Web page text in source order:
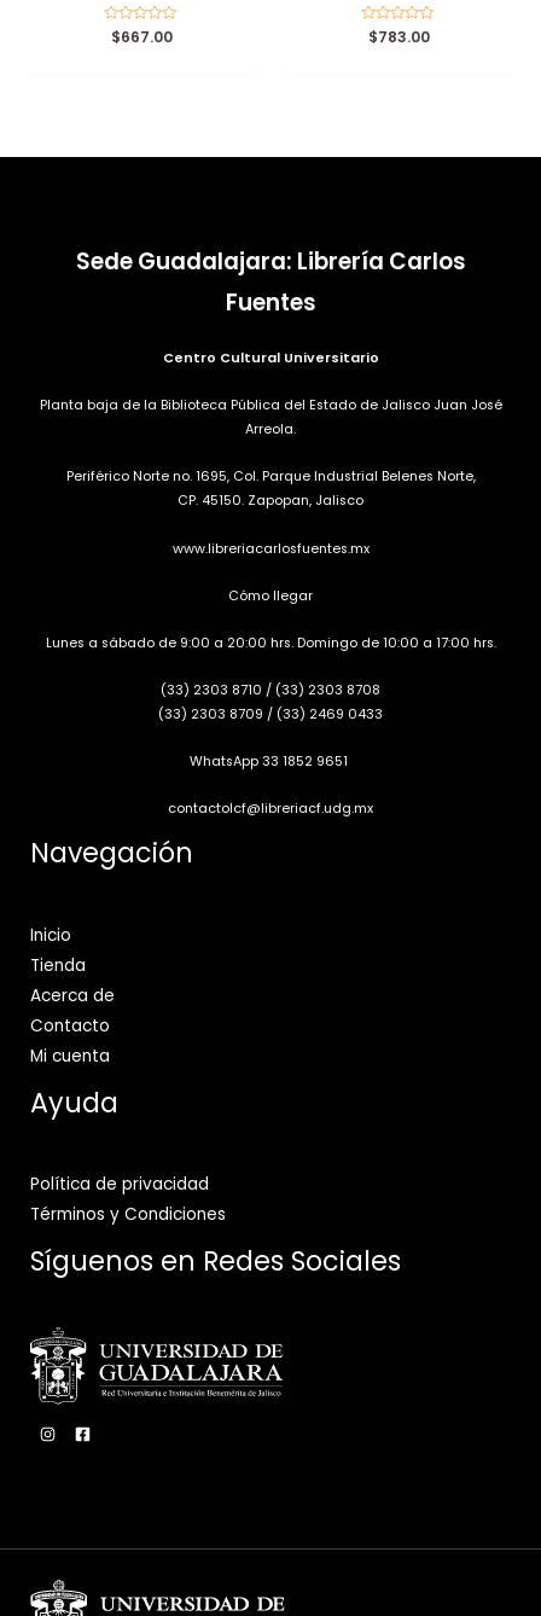
Valorado
con
$667.00
Valorado
con
$783.00
Sede Guadalajara: Librería Carlos
Fuentes
Centro Cultural Universitario
Planta baja de la Biblioteca Pública del Estado de Jalisco Juan José
Arreola.
Periférico Norte no. 1695, Col. Parque Industrial Belenes Norte,
CP. 45150. Zapopan, Jalisco
www.libreriacarlosfuentes.mx
Cómo llegar
Lunes a sábado de 9:00 a 20:00 hrs. Domingo de 10:00 a 17:00 hrs.
(33) 2303 8710 / (33) 2303 8708
(33) 2303 8709 / (33) 2469 0433
WhatsApp 33 1852 9651
contactolcf@libreriacf.udg.mx
Navegación
Inicio
Tienda
Acerca de
Contacto
Mi cuenta
Ayuda
Política de privacidad
Términos y Condiciones
Síguenos en Redes Sociales